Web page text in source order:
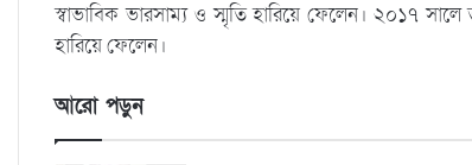
স্বাভাবিক ভারসাম্য ও স্মৃতি হারিয়ে ফেলেন। ২০১৭
হারিয়ে ফেলেন।
আরো পড়ুন